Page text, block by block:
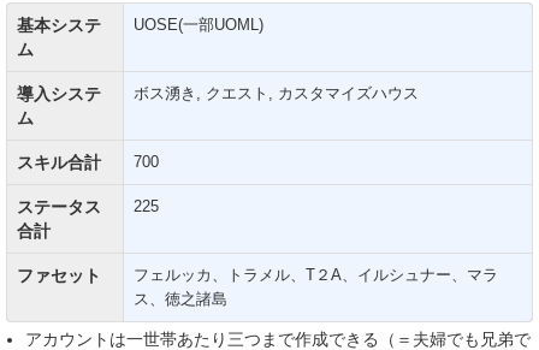
単語検索
基本システ
ム
UOSE(一部UOML)
導入システ
ム
ボス湧き, クエスト, カスタマイズハウス
スキル合計 700
ステータス
合計
225
ファセット
フェルッカ、トラメル、T２A、イルシュナー、マラ
ス、徳之諸島
アカウントは一世帯あたり三つまで作成できる（＝夫婦でも兄弟で